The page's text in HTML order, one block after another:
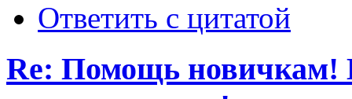
Ответить с цитатой
Re: Помощь новичкам!